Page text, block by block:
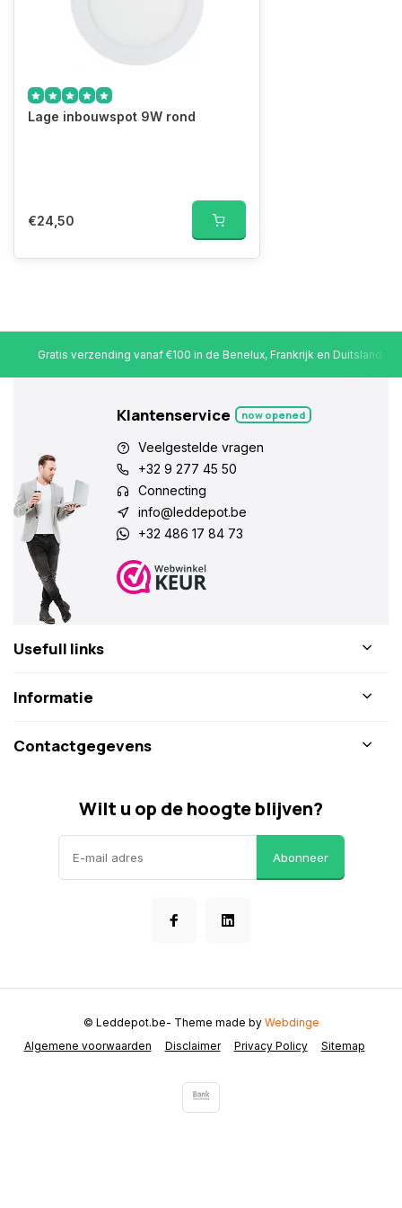
Lage inbouwspot 9W rond
€24,50
Gratis verzending vanaf €100 in de Benelux, Frankrijk en Duitsland
Klantenservice now opened
Veelgestelde vragen
+32 9 277 45 50
Connecting
info@leddepot.be
+32 486 17 84 73
Usefull links
Informatie
Contactgegevens
Wilt u op de hoogte blijven?
Abonneer
Algemene voorwaarden Disclaimer Privacy Policy Sitemap
© Leddepot.be- Theme made by Webdinge